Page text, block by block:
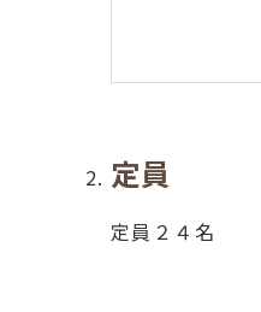
定員
定員２４名